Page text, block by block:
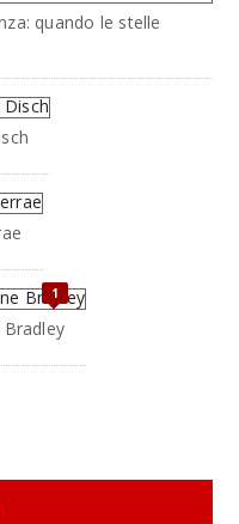
quando le stelle
1